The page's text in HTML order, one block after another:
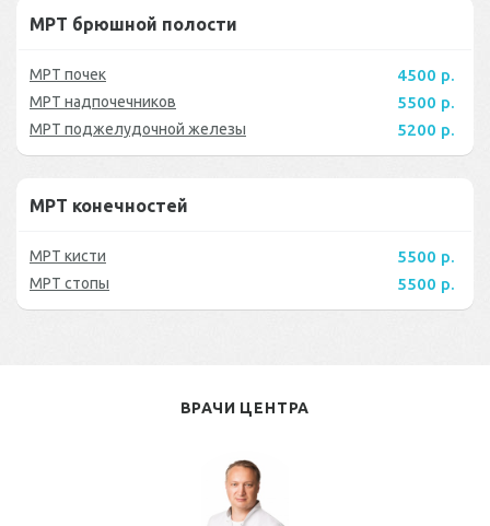
МРТ брюшной полости
МРТ почек 4500 р.
МРТ надпочечников 5500 р.
МРТ поджелудочной железы 5200 р.
МРТ конечностей
МРТ кисти 5500 р.
МРТ стопы 5500 р.
ВРАЧИ ЦЕНТРА